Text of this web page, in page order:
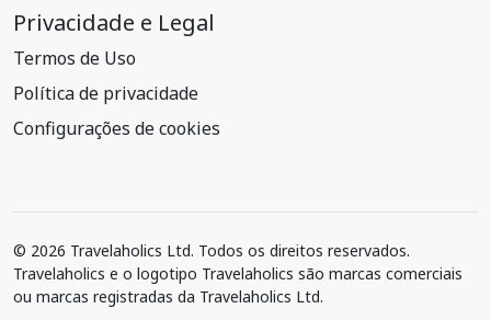
Privacidade e Legal
Termos de Uso
Política de privacidade
Configurações de cookies
© 2026 Travelaholics Ltd. Todos os direitos reservados.
Travelaholics e o logotipo Travelaholics são marcas comerciais
ou marcas registradas da Travelaholics Ltd.